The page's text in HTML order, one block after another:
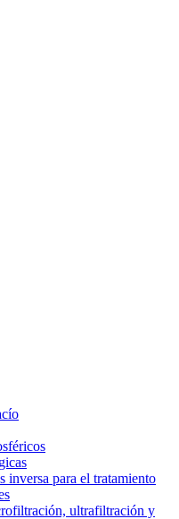
inversa para el tratamiento
ultrafiltración y